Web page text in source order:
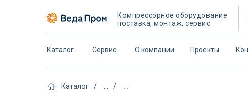
Компрессорное оборудование
поставка, монтаж, сервис
Каталог Сервис О компании Проекты
Каталог / /